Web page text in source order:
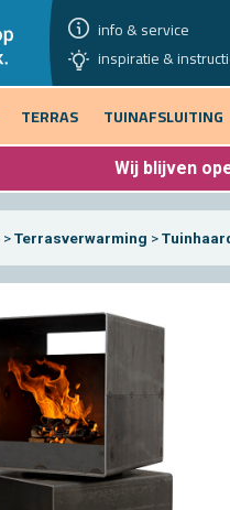
info & service
inspiratie &
TERRAS TUINAFSLUITING
Wij blijven
>Terrasverwarming >